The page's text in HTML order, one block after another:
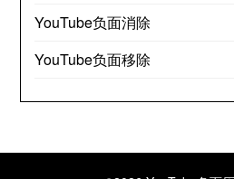
YouTube负面消除
YouTube负面移除